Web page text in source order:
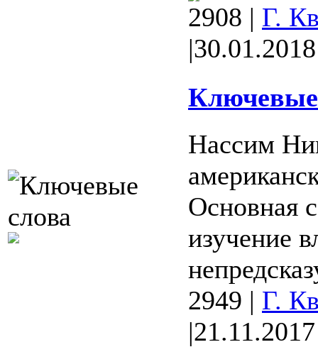
2908 | Г.
|30.01.2018
Ключевые
Нассим
Основная
изучение
2949 | Г.
|21.11.2017